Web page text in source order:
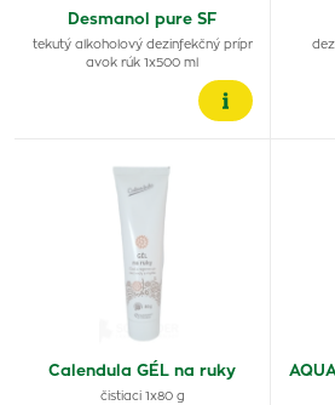
Desmanol pure SF
tekutý alkoholový dezinfekčný prípr
avok rúk 1x500 ml
Calendula GÉL na ruky
čistiaci 1x80 g